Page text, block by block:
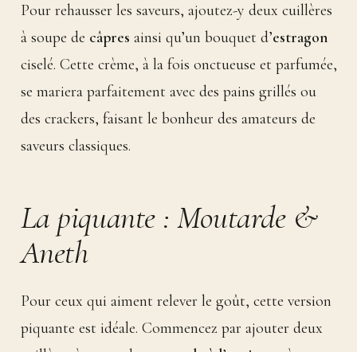
Pour rehausser les saveurs, ajoutez-y deux cuillères
à soupe de câpres ainsi qu’un bouquet d’estragon
ciselé. Cette crème, à la fois onctueuse et parfumée,
se mariera parfaitement avec des pains grillés ou
des crackers, faisant le bonheur des amateurs de
saveurs classiques.
La piquante : Moutarde &
Aneth
Pour ceux qui aiment relever le goût, cette version
piquante est idéale. Commencez par ajouter deux